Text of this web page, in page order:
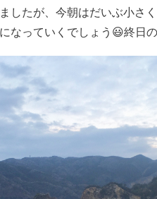
したが、今朝はだいぶ小さ
なっていくでしょう😃終日